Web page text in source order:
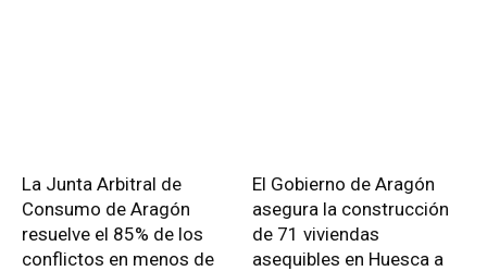
La Junta Arbitral de
Consumo de Aragón
resuelve el 85% de los
conflictos en menos de
El Gobierno de Aragón
asegura la construcción
de 71 viviendas
asequibles en Huesca a